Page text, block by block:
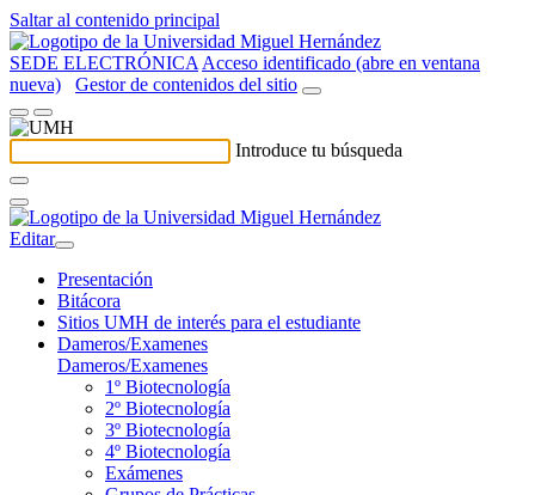
Saltar al contenido principal
SEDE ELECTRÓNICA Acceso identificado (abre en ventana
nueva)
Gestor de contenidos del sitio
Introduce tu búsqueda
Editar
Presentación
Bitácora
Sitios UMH de interés para el estudiante
Dameros/Examenes
Dameros/Examenes
1º Biotecnología
2º Biotecnología
3º Biotecnología
4º Biotecnología
Exámenes